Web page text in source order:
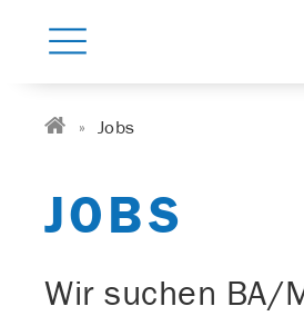
Jobs
JOBS
Wir suchen BA/